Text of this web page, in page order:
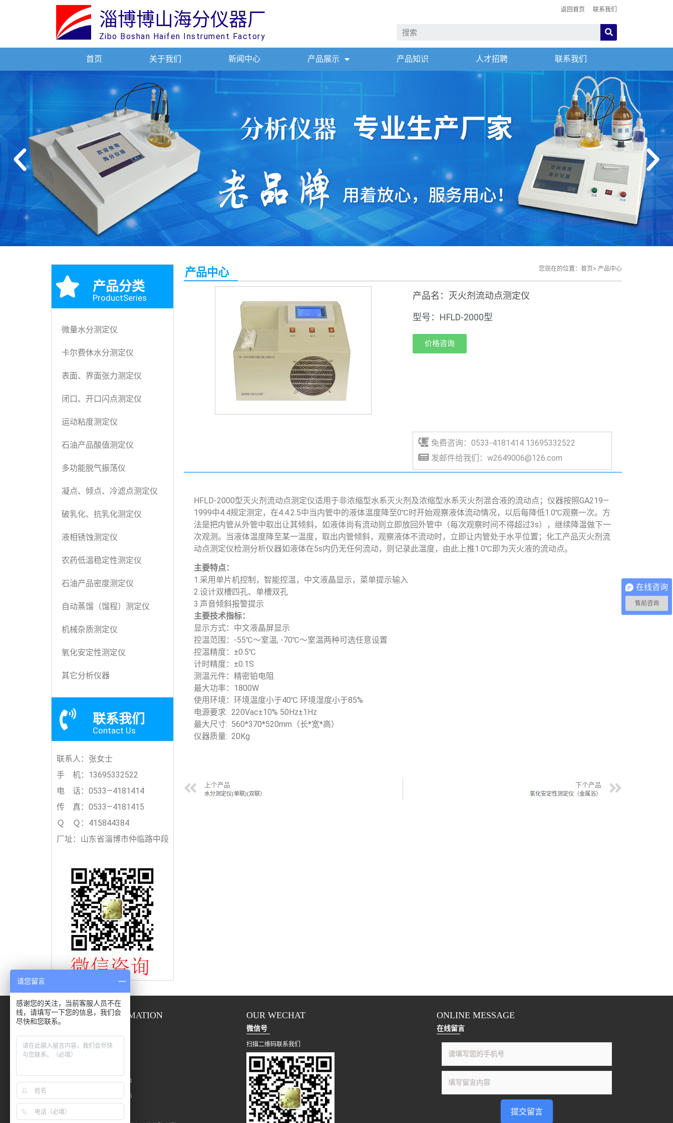
淄博博山海分仪器厂
Zibo Boshan Haifen Instrument Factory
返回首页 联系我们
首页 关于我们 新闻中心 产品展示 产品知识 人才招聘 联系我们
产品分类
ProductSeries
微量水分测定仪
卡尔费休水分测定仪
表面、界面张力测定仪
闭口、开口闪点测定仪
运动粘度测定仪
石油产品酸值测定仪
多功能脱气振荡仪
凝点、倾点、冷滤点测定仪
破乳化、抗乳化测定仪
液相锈蚀测定仪
农药低温稳定性测定仪
石油产品密度测定仪
自动蒸馏（馏程）测定仪
机械杂质测定仪
氧化安定性测定仪
其它分析仪器
联系我们
Contact Us
联系人：张女士
手 机：13695332522
电 话：0533—4181414
传 真：0533—4181415
Ｑ Ｑ：415844384
厂址：山东省淄博市仲临路中段
产品中心 您现在的位置：首页> 产品中心
产品名：灭火剂流动点测定仪
型号：HFLD-2000型
价格咨询
免费咨询：0533-4181414 13695332522
发邮件给我们：w2649006@126.com
HFLD-2000型灭火剂流动点测定仪适用于非浓缩型水系灭火剂及浓缩型水系灭火剂混合液的流动点；仪器按照GA219—
1999中4.4规定测定，在4.4.2.5中当内管中的液体温度降至0℃时开始观察液体流动情况，以后每降低1.0℃观察一次。方
法是把内管从外管中取出让其倾斜，如液体尚有流动则立即放回外管中（每次观察时间不得超过3s），继续降温做下一
次观测。当液体温度降至某一温度，取出内管倾斜，观察液体不流动时，立即让内管处于水平位置；化工产品灭火剂流
动点测定仪检测分析仪器如液体在5s内仍无任何流动，则记录此温度，由此上推1.0℃即为灭火液的流动点。
主要特点：
1.采用单片机控制，智能控温，中文液晶显示，菜单提示输入
2.设计双槽四孔、单槽双孔
3.声音倾斜报警提示
主要技术指标：
显示方式：中文液晶屏显示
控温范围：-55℃～室温, -70℃～室温两种可选任意设置
控温精度：±0.5℃
计时精度：±0.1S
测温元件：精密铂电阻
最大功率：1800W
使用环境：环境温度小于40℃ 环境湿度小于85%
电源要求: 220Vac±10% 50Hz±1Hz
最大尺寸: 560*370*520mm（长*宽*高）
仪器质量: 20Kg
上个产品
水分测定仪(单联)(双联）
下个产品
氧化安定性测定仪（金属浴）
CONTACT INFORMATION
联系人：张女士
电 话：0533-4181414
传 真：0533-4181415
OUR WECHAT
微信号
扫描二维码联系我们
ONLINE MESSAGE
在线留言
提交留言
在线咨询
售前咨询
请您留言
感谢您的关注，当前客服人员不在
线，请填写一下您的信息，我们会
尽快和您联系。